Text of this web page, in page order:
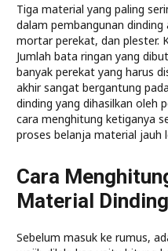
Tiga material yang paling
dalam pembangunan
mortar perekat, dan plester.
Jumlah bata ringan yang
banyak perekat yang harus
akhir sangat bergantung
dinding yang dihasilkan oleh
cara menghitung ketiganya
proses belanja material jauh
Cara
Material
Sebelum masuk ke rumus,